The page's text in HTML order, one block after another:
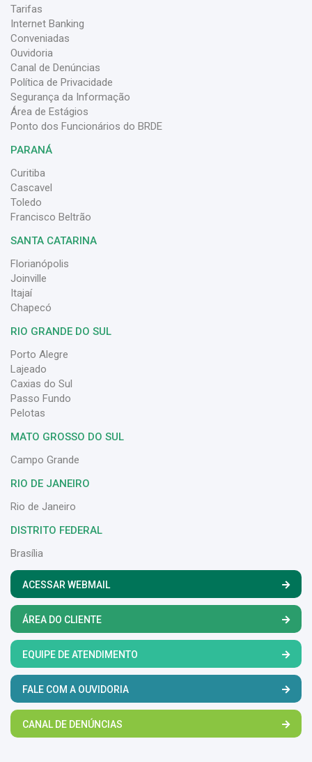
Tarifas
Internet Banking
Conveniadas
Ouvidoria
Canal de Denúncias
Política de Privacidade
Segurança da Informação
Área de Estágios
Ponto dos Funcionários do BRDE
PARANÁ
Curitiba
Cascavel
Toledo
Francisco Beltrão
SANTA CATARINA
Florianópolis
Joinville
Itajaí
Chapecó
RIO GRANDE DO SUL
Porto Alegre
Lajeado
Caxias do Sul
Passo Fundo
Pelotas
MATO GROSSO DO SUL
Campo Grande
RIO DE JANEIRO
Rio de Janeiro
DISTRITO FEDERAL
Brasília
ACESSAR WEBMAIL
ÁREA DO CLIENTE
EQUIPE DE ATENDIMENTO
FALE COM A OUVIDORIA
CANAL DE DENÚNCIAS